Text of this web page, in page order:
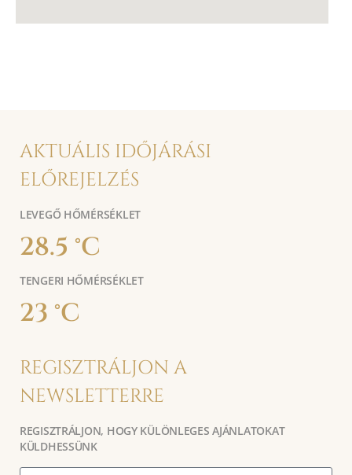
AKTUÁLIS IDŐJÁRÁSI
ELŐREJELZÉS
LEVEGŐ HŐMÉRSÉKLET
28.5 °C
TENGERI HŐMÉRSÉKLET
23 °C
REGISZTRÁLJON A
NEWSLETTERRE
REGISZTRÁLJON, HOGY KÜLÖNLEGES AJÁNLATOKAT
KÜLDHESSÜNK